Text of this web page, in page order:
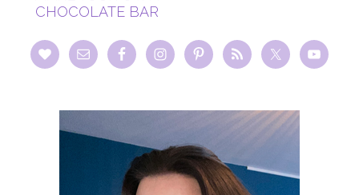
CHOCOLATE BAR